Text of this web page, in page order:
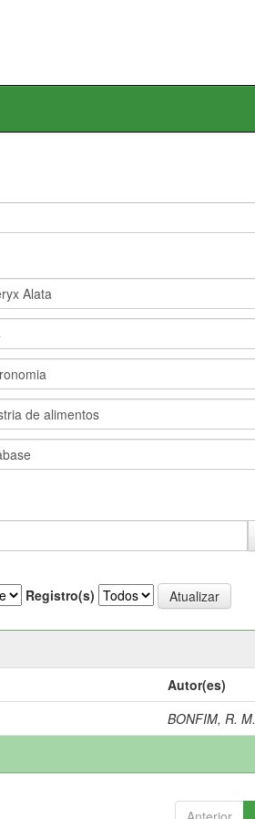
Registro(s)
Autor(es)
BONFIM, R. M.